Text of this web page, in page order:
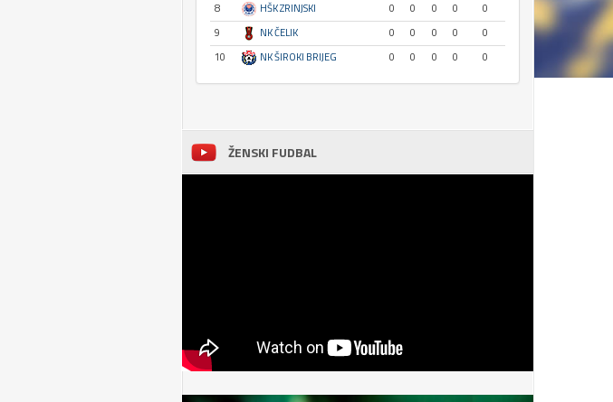
8
HŠK ZRINJSKI 0 0 0 0
0
9
NK ČELIK 0 0 0 0
0
10
NK ŠIROKI BRIJEG 0 0 0 0 0
ŽENSKI FUDBAL